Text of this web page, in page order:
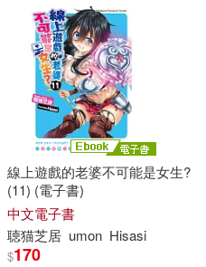
線上遊戲的老婆不可能是女生?
(11) (電子書)
中文電子書
聴猫芝居 umon Hisasi
$170